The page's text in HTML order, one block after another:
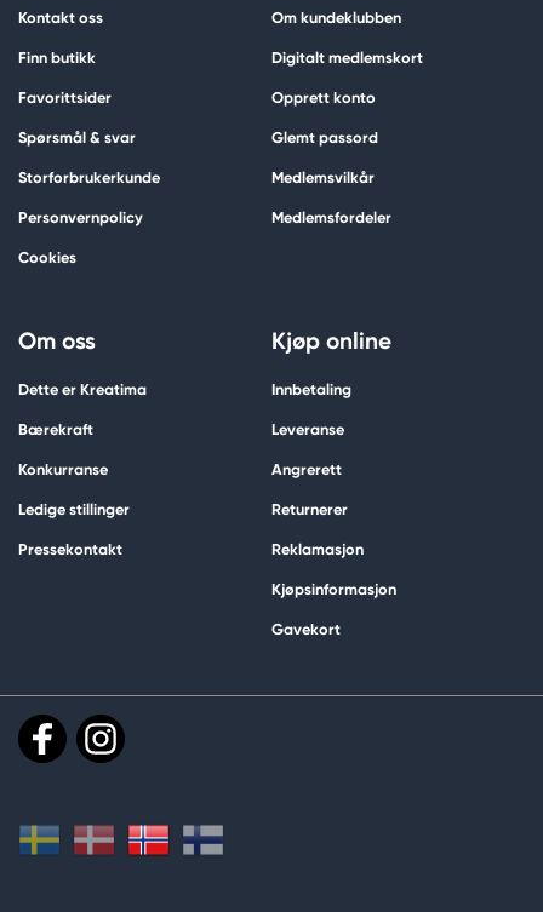
Kontakt oss
Finn butikk
Favorittsider
Spørsmål & svar
Storforbrukerkunde
Personvernpolicy
Cookies
Om kundeklubben
Digitalt medlemskort
Opprett konto
Glemt passord
Medlemsvilkår
Medlemsfordeler
Om oss
Dette er Kreatima
Bærekraft
Konkurranse
Ledige stillinger
Pressekontakt
Kjøp online
Innbetaling
Leveranse
Angrerett
Returnerer
Reklamasjon
Kjøpsinformasjon
Gavekort